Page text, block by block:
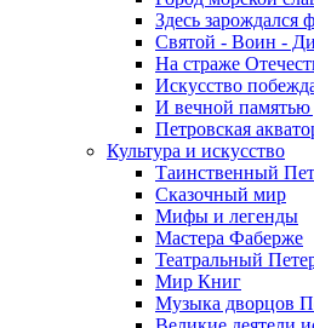
Здесь зарождался
Святой - Воин -
На страже
Искусство
И вечной памятью
Петровская
Культура и искусство
Таинственный
Сказочный мир
Мифы и легенды
Мастера Фаберже
Театральный
Мир Книг
Музыка дворцов